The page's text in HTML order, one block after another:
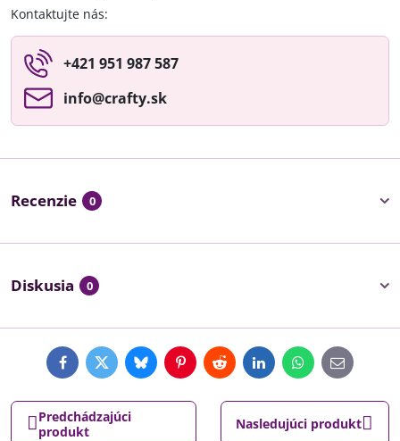
Kontaktujte nás:
+421 951 987 587
info​@crafty​.sk
Recenzie 0
Diskusia 0
FacebookTwitterBlueskyPinterestRedditLinkedInWhatsApp
E-
mail
Predchádzajúci
produkt
Nasledujúci produkt